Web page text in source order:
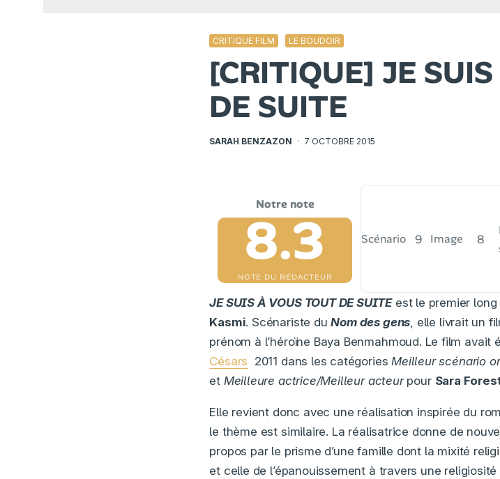
CRITIQUE FILM LE BOUDOIR
[CRITIQUE] JE
DE SUITE
SARAH BENZAZON · 7 OCTOBRE 2015
Scénario 9 Image 8
8.3
NOTE DU RÉDACTEUR
JE SUIS À VOUS TOUT DE SUITEest le premier long
Kasmi. Scénariste duNom des gens, elle livrait un
prénom à l’héroïne Baya Benmahmoud. Le film avait
Césars 2011 dans les catégoriesMeilleur scénario
et Meilleure actrice/Meilleur acteurpour Sara
Elle revient donc avec une réalisation inspirée du
le thème est similaire. La réalisatrice donne de
propos par le prisme d’une famille dont la mixité
et celle de l’épanouissement à travers une religiosité